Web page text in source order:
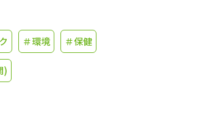
Ｑ＆Ａ よくあるご質問
受付内容
＃環境 ＃保健
)